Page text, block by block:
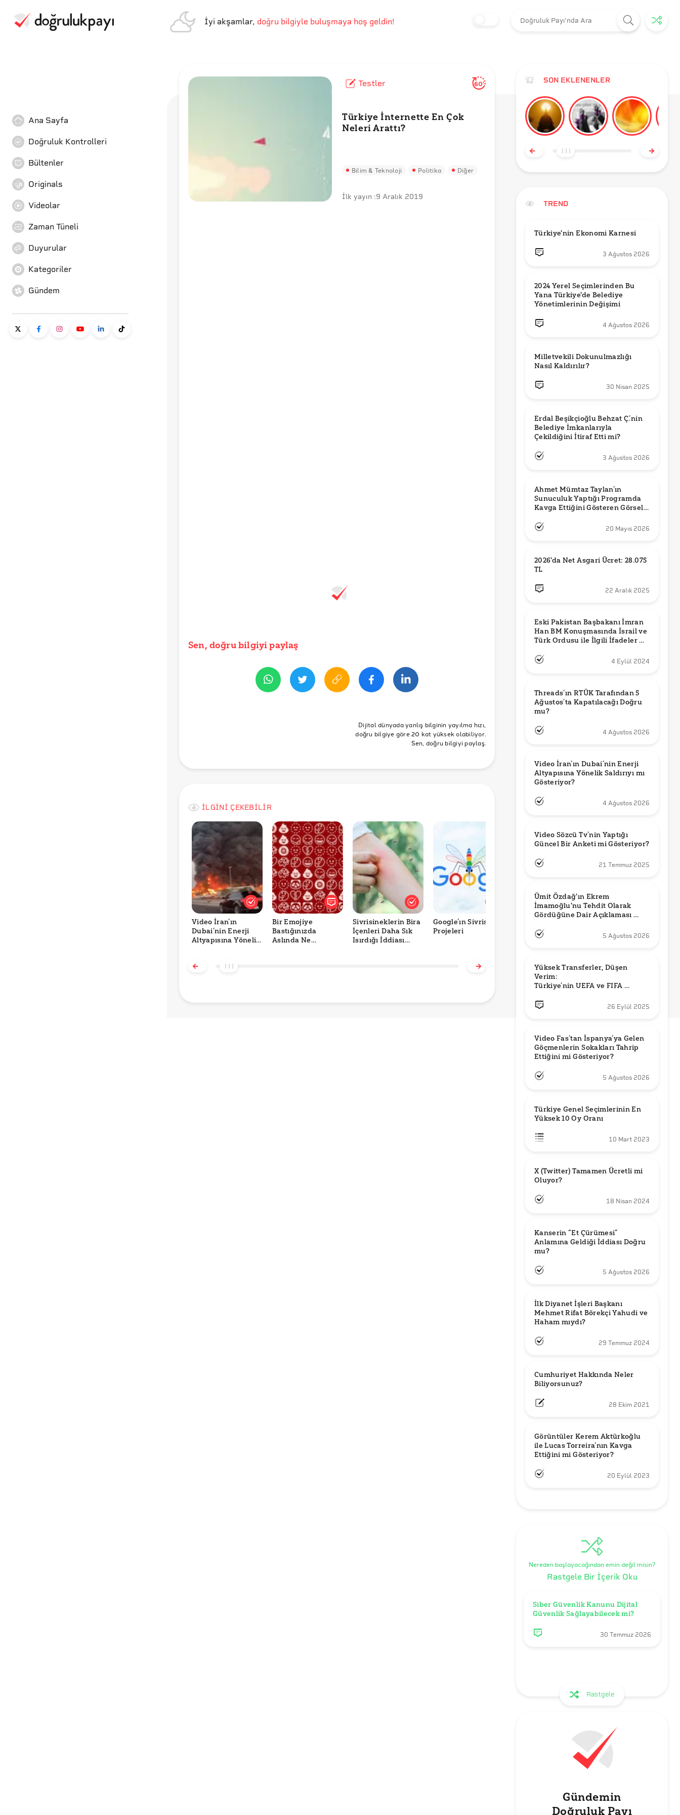
İyi akşamlar, doğru bilgiyle buluşmaya hoş geldin!
Ana Sayfa
Doğruluk Kontrolleri
Bültenler
Originals
Videolar
Zaman Tüneli
Duyurular
Kategoriler
Gündem
Testler 60'
Türkiye İnternette En Çok
Neleri Arattı?
Bilim & Teknoloji Politika Diğer
İlk yayın :9 Aralık 2019
Sen, doğru bilgiyi paylaş
Dijital dünyada yanlış bilginin yayılma hızı,
doğru bilgiye göre 20 kat yüksek olabiliyor.
Sen, doğru bilgiyi paylaş.
İLGİNİ ÇEKEBİLİR
Video İran’ın
Dubai’nin Enerji
Altyapısına Yönelik
Bir Emojiye
Bastığınızda
Aslında Ne
Sivrisineklerin Bira
İçenleri Daha Sık
Isırdığı İddiası
Google’ın Sivrisinek
Projeleri
Bitiriyor mu? Yeni
Algoritma ve Yapay
Fetullah Gülen’in
SON EKLENENLER
TREND
Türkiye'nin Ekonomi Karnesi
3 Ağustos 2026
2024 Yerel Seçimlerinden Bu
Yana Türkiye'de Belediye
Yönetimlerinin Değişimi
4 Ağustos 2026
Milletvekili Dokunulmazlığı
Nasıl Kaldırılır?
30 Nisan 2025
Erdal Beşikçioğlu Behzat Ç.’nin
Belediye İmkanlarıyla
3 Ağustos 2026
Ahmet Mümtaz Taylan’ın
Sunuculuk Yaptığı Programda
Kavga Ettiğini Gösteren Görsel
20 Mayıs 2026
2026'da Net Asgari Ücret: 28.075
TL
22 Aralık 2025
Eski Pakistan Başbakanı İmran
Han BM Konuşmasında İsrail ve
Türk Ordusu ile İlgili İfadeler mi
4 Eylül 2024
Threads’ın RTÜK Tarafından 5
Ağustos’ta Kapatılacağı Doğru
mu?
4 Ağustos 2026
Video İran’ın Dubai’nin Enerji
Altyapısına Yönelik Saldırıyı mı
Gösteriyor?
4 Ağustos 2026
Video Sözcü Tv’nin Yaptığı
Güncel Bir Anketi mi Gösteriyor?
21 Temmuz 2025
Ümit Özdağ'ın Ekrem
İmamoğlu'nu Tehdit Olarak
Gördüğüne Dair Açıklaması
5 Ağustos 2026
Yüksek Transferler, Düşen
Verim:
Türkiye’nin UEFA ve FIFA
26 Eylül 2025
Video Fas’tan İspanya’ya Gelen
Göçmenlerin Sokakları Tahrip
Ettiğini mi Gösteriyor?
5 Ağustos 2026
Türkiye Genel Seçimlerinin En
Yüksek 10 Oy Oranı
10 Mart 2023
X (Twitter) Tamamen Ücretli mi
Oluyor?
18 Nisan 2024
Kanserin “Et Çürümesi”
Anlamına Geldiği İddiası Doğru
mu?
5 Ağustos 2026
İlk Diyanet İşleri Başkanı
Mehmet Rifat Börekçi Yahudi ve
Haham mıydı?
29 Temmuz 2024
Cumhuriyet Hakkında Neler
Biliyorsunuz?
28 Ekim 2021
Görüntüler Kerem Aktürkoğlu
ile Lucas Torreira’nın Kavga
Ettiğini mi Gösteriyor?
20 Eylül 2023
Nereden başlayacağından emin değil misin?
Rastgele Bir İçerik Oku
Siber Güvenlik Kanunu Dijital
Güvenlik Sağlayabilecek mi?
30 Temmuz 2026
Rastgele
Gündemin
Doğruluk Payı